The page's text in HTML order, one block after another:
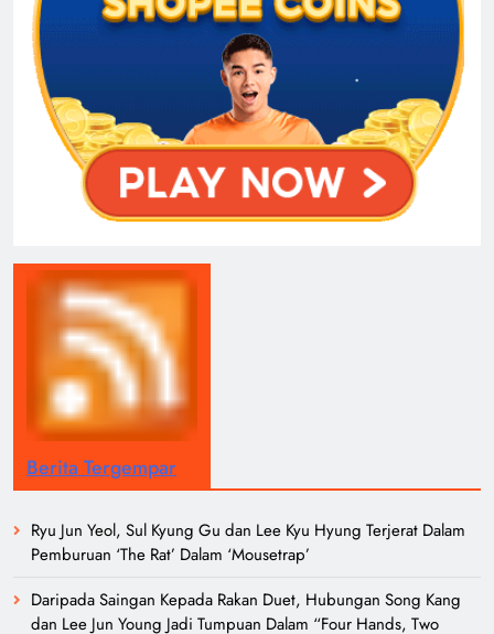
Berita Tergempar
Ryu Jun Yeol, Sul Kyung Gu dan Lee Kyu Hyung Terjerat Dalam
Pemburuan ‘The Rat’ Dalam ‘Mousetrap’
Daripada Saingan Kepada Rakan Duet, Hubungan Song Kang
dan Lee Jun Young Jadi Tumpuan Dalam “Four Hands, Two